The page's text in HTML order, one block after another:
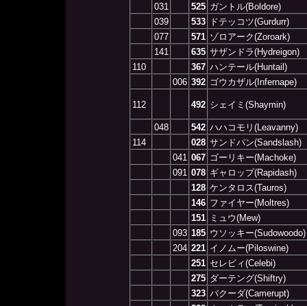
031
525 ガントル(Boldore)
039
533
ドテッコツ(Gurdurr)
077
571 ゾロアーク(Zoroark)
141
635 サザンドラ(Hydreigon)
110
367 ハンテール(Huntail)
006 392 ゴウカザル(Infernape)
112 492 シェイミ(Shaymin)
048 542 ハハコモリ(Leavanny)
114
028 サンドパン(Sandslash)
041 067 ゴーリキー(Machoke)
091 078 ギャロップ(Rapidash)
128 ケンタロス(Tauros)
146 ファイヤー(Moltres)
151
ミュウ(Mew)
093 185 ウソッキー(Sudowoodo)
204 221 イノムー(Piloswine)
251 セレビィ(Celebi)
275 ダーテング(Shiftry)
323 バクーダ(Camerupt)